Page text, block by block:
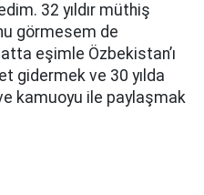
32 yıldır müthiş
görmesem de
eşimle Özbekistan’ı
gidermek ve 30 yılda
kamuoyu ile paylaşmak